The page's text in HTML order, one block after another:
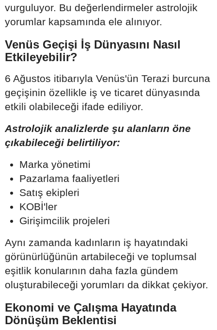
vurguluyor. Bu değerlendirmeler astrolojik
yorumlar kapsamında ele alınıyor.
Venüs Geçişi İş Dünyasını Nasıl
Etkileyebilir?
6 Ağustos itibarıyla Venüs'ün Terazi burcuna
geçişinin özellikle iş ve ticaret dünyasında
etkili olabileceği ifade ediliyor.
Astrolojik analizlerde şu alanların öne
çıkabileceği belirtiliyor:
Marka yönetimi
Pazarlama faaliyetleri
Satış ekipleri
KOBİ'ler
Girişimcilik projeleri
Aynı zamanda kadınların iş hayatındaki
görünürlüğünün artabileceği ve toplumsal
eşitlik konularının daha fazla gündem
oluşturabileceği yorumları da dikkat çekiyor.
Ekonomi ve Çalışma Hayatında
Dönüşüm Beklentisi